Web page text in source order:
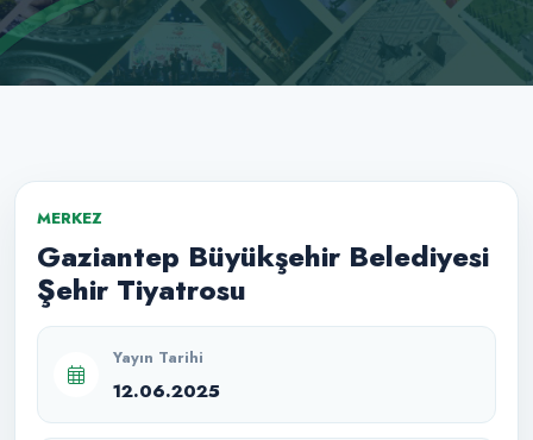
MERKEZ
Gaziantep Büyükşehir Belediyesi
Şehir Tiyatrosu
Yayın Tarihi
12.06.2025